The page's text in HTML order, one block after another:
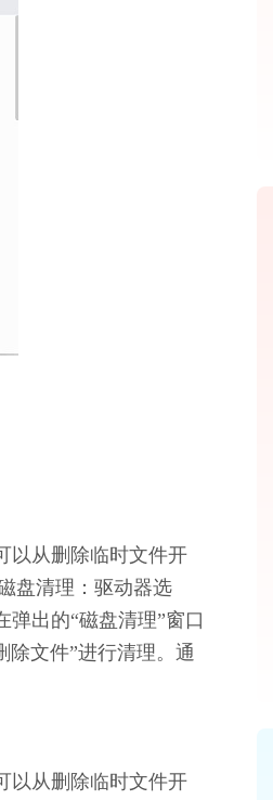
以从删除临时文件开
盘清理：驱动器选
出的“磁盘清理”窗口
除文件”进行清理。通
以从删除临时文件开